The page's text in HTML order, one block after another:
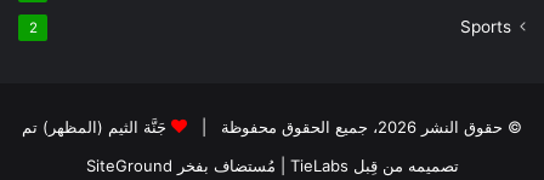
Sports
2
© حقوق النشر 2026، جميع الحقوق محفوظة |
جَنَّة الثيم (المظهر) تم
تصميمه من قِبل TieLabs
| مُستضاف بفخر SiteGround